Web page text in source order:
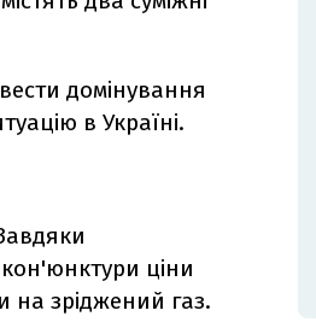
домінування
в Україні.
кон'юнктури ціни
на зріджений газ.